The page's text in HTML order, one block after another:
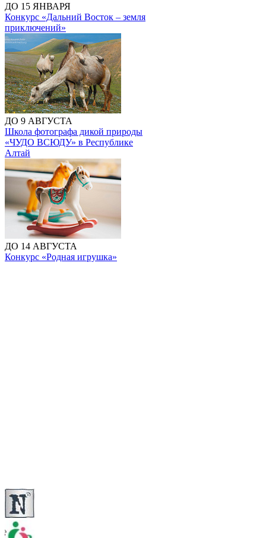
ДО 15 ЯНВАРЯ
Конкурс «Дальний Восток – земля
приключений»
ДО 9 АВГУСТА
Школа фотографа дикой природы
«ЧУДО ВСЮДУ» в Республике
Алтай
ДО 14 АВГУСТА
Конкурс «Родная игрушка»